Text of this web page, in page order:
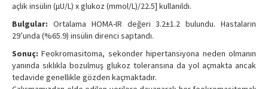
açlık insülin (μU/L) x glukoz (mmol/L)/22.5] kullanıldı.
Bulgular: Ortalama HOMA-IR değeri 3.2±1.2 bulundu. Hastaların
29’unda (%65.9) insülin direnci saptandı.
Sonuç: Feokromasitoma, sekonder hipertansiyona neden olmanın
yanında sıklıkla bozulmuş glukoz toleransına da yol açmakta ancak
tedavide genellikle gözden kaçmaktadır.